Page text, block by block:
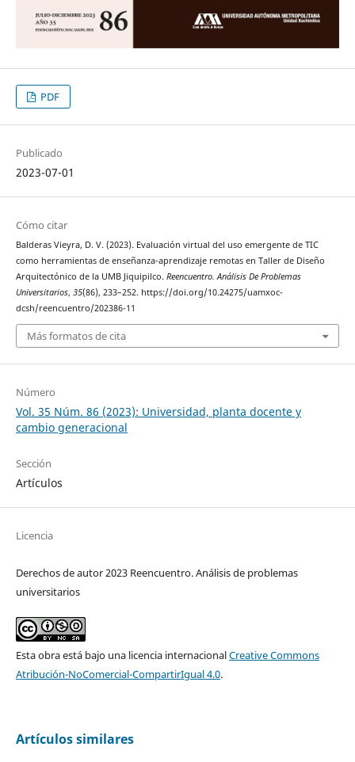
PDF
Publicado
2023-07-01
Cómo citar
Balderas Vieyra, D. V. (2023). Evaluación virtual del uso emergente de TIC
como herramientas de enseñanza-aprendizaje remotas en Taller de Diseño
Arquitectónico de la UMB Jiquipilco. Reencuentro. Análisis De Problemas
Universitarios, 35(86), 233–252. https://doi.org/10.24275/uamxoc-
dcsh/reencuentro/202386-11
Más formatos de cita
Número
Vol. 35 Núm. 86 (2023): Universidad, planta docente y
cambio generacional
Sección
Artículos
Licencia
Derechos de autor 2023 Reencuentro. Análisis de problemas
universitarios
Esta obra está bajo una licencia internacionalCreative Commons
Atribución-NoComercial-CompartirIgual 4.0.
Artículos similares